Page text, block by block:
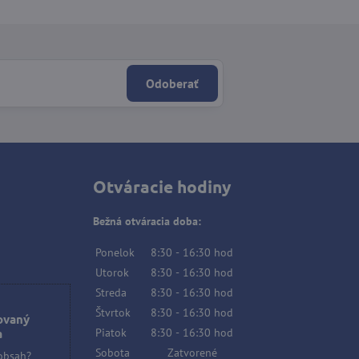
Odoberať
Otváracie hodiny
Bežná otváracia doba:
Ponelok 8:30 - 16:30 hod
Utorok
8:30 - 16:30 hod
Streda
8:30 - 16:30 hod
Štvrtok
8:30 - 16:30 hod
Piatok
8:30 - 16:30 hod
Sobota
Zatvorené